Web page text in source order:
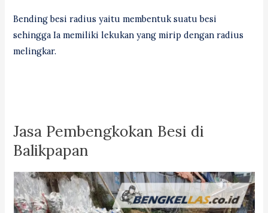
Bending besi radius yaitu membentuk suatu besi
sehingga Ia memiliki lekukan yang mirip dengan radius
melingkar.
Jasa Pembengkokan Besi di
Balikpapan